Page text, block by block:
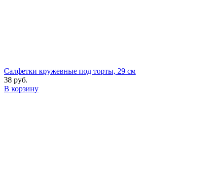
Салфетки кружевные под торты, 29 см
38 руб.
В корзину